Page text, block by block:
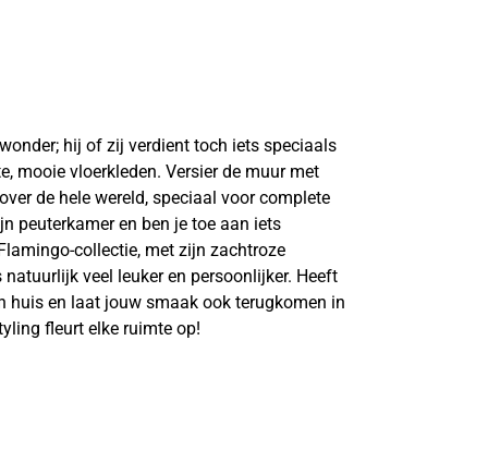
hij of zij verdient toch iets speciaals
mooie vloerkleden. Versier de muur met
de hele wereld, speciaal voor complete
peuterkamer en ben je toe aan iets
collectie, met zijn zachtroze
veel leuker en persoonlijker. Heeft
huis en laat jouw smaak ook terugkomen in
fleurt elke ruimte op!